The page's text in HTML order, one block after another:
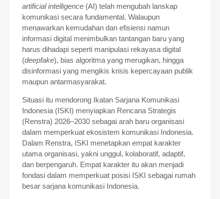
artificial intelligence (AI) telah mengubah lanskap
komunikasi secara fundamental. Walaupun
menawarkan kemudahan dan efisiensi namun
informasi digital menimbulkan tantangan baru yang
harus dihadapi seperti manipulasi rekayasa digital
(deepfake), bias algoritma yang merugikan, hingga
disinformasi yang mengikis krisis kepercayaan publik
maupun antarmasyarakat.
Situasi itu mendorong Ikatan Sarjana Komunikasi
Indonesia (ISKI) menyiapkan Rencana Strategis
(Renstra) 2026–2030 sebagai arah baru organisasi
dalam memperkuat ekosistem komunikasi Indonesia.
Dalam Renstra, ISKI menetapkan empat karakter
utama organisasi, yakni unggul, kolaboratif, adaptif,
dan berpengaruh. Empat karakter itu akan menjadi
fondasi dalam memperkuat posisi ISKI sebagai rumah
besar sarjana komunikasi Indonesia.